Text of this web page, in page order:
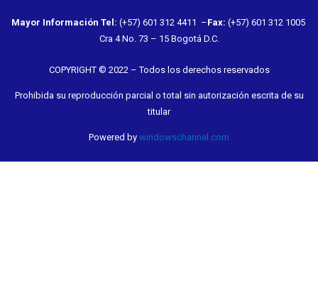
Mayor Información Tel: (+57) 601 312 4411 –Fax: (+57) 601 312 1005
Cra 4 No. 73 – 15 Bogotá D.C.
COPYRIGHT © 2022 – Todos los derechos reservados
Prohibida su reproducción parcial o total sin autorización escrita de su
titular
Powered by windowschannel.com